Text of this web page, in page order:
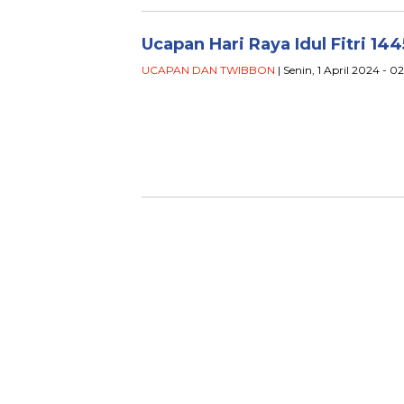
Ucapan Hari Raya Idul Fitri
UCAPAN DAN TWIBBON | Senin, 1 April 2024 -